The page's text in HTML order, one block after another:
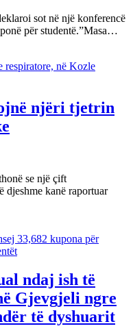
sot në një konferencë
për studentë.”Masa…
njëri tjetrin
se një çift
djeshme kanë raportuar
ndaj ish të
Gjevgjeli ngre
të dyshuarit